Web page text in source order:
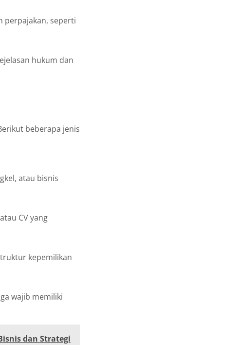
perpajakan, seperti
hukum dan
beberapa jenis
atau bisnis
CV yang
kepemilikan
wajib memiliki
dan Strategi